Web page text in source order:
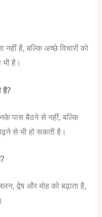
है, बल्कि अच्छे विचारों को
है।
है?
पास बैठने से नहीं, बल्कि
से भी हो सकती है।
द्वेष और मोह को बढ़ाता है,